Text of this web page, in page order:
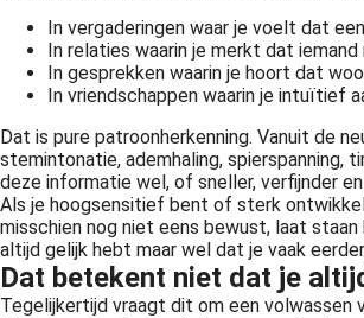
In vergaderingen waar je voelt dat
In relaties waarin je merkt dat
In gesprekken waarin je hoort dat
In vriendschappen waarin je intuïtief
Dat is pure patroonherkenning. Vanuit de
stemintonatie, ademhaling, spierspanning,
deze informatie wel, of sneller, verfijnder
Als je hoogsensitief bent of sterk
misschien nog niet eens bewust, laat
altijd gelijk hebt maar wel dat je vaak
Dat betekent niet dat je
Tegelijkertijd vraagt dit om een volwassen